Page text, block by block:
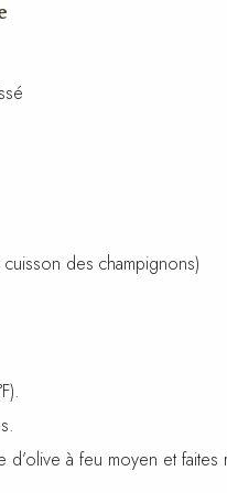
des champignons)
d’olive à feu moyen et